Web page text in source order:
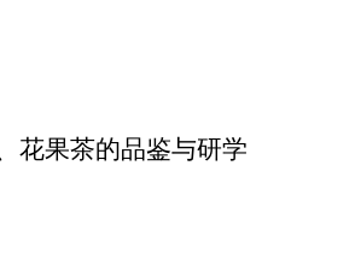
花果茶的品鉴与研学